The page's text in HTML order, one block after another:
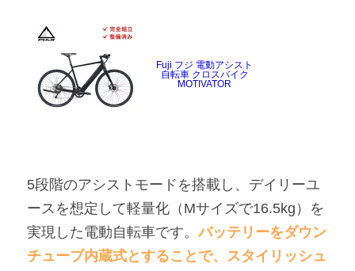
Fuji フジ 電動アシスト
自転車 クロスバイク
MOTIVATOR
5段階のアシストモードを搭載し、デイリーユ
ースを想定して軽量化（Mサイズで16.5kg）を
実現した電動自転車です。バッテリーをダウン
チューブ内蔵式とすることで、スタイリッシュ